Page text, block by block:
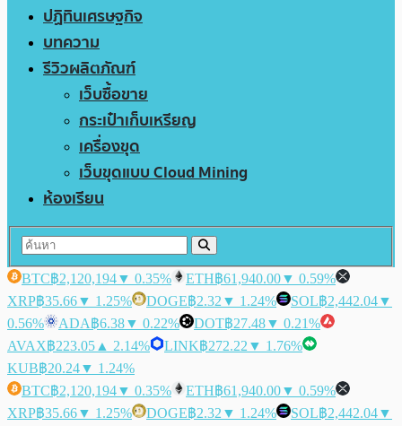
ปฏิทินเศรษฐกิจ
บทความ
รีวิวผลิตภัณฑ์
เว็บซื้อขาย
กระเป๋าเก็บเหรียญ
เครื่องขุด
เว็บขุดแบบ Cloud Mining
ห้องเรียน
BTC฿2,120,194▼ 0.35% ETH฿61,940.00▼ 0.59%
XRP฿35.66▼ 1.25% DOGE฿2.32 ▼ 1.24% SOL฿2,442.04▼
0.56%
ADA฿6.38▼ 0.22% DOT฿27.48▼ 0.21%
AVAX฿223.05 ▲ 2.14% LINK฿272.22 ▼ 1.76%
KUB฿20.24▼ 1.24%
BTC฿2,120,194▼ 0.35% ETH฿61,940.00▼ 0.59%
XRP฿35.66▼ 1.25% DOGE฿2.32 ▼ 1.24% SOL฿2,442.04▼